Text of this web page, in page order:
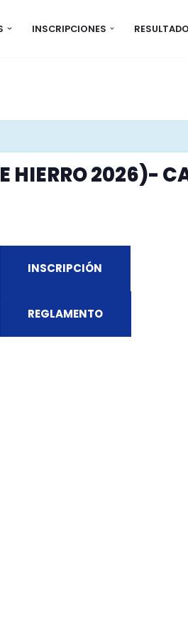
INSCRIPCIONES
HIERRO 2026)-
INSCRIPCIÓN
REGLAMENTO